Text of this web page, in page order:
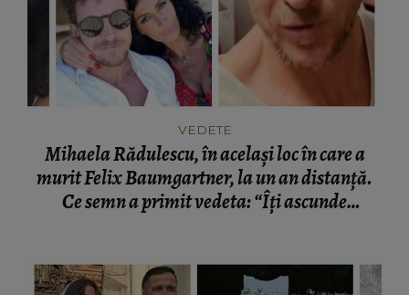
VEDETE
Mihaela Rădulescu, în același loc în care a
murit Felix Baumgartner, la un an distanță.
Ce semn a primit vedeta: “Îți ascunde